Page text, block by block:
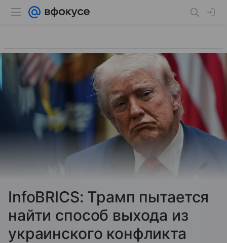
InfoBRICS: Трамп пытается
найти способ выхода из
украинского конфликта